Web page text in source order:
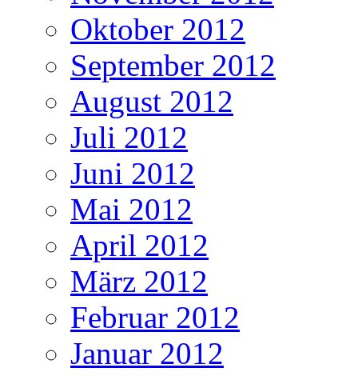
Oktober 2012
September 2012
August 2012
Juli 2012
Juni 2012
Mai 2012
April 2012
März 2012
Februar 2012
Januar 2012